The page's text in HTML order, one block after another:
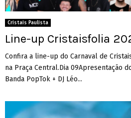
Cristais Paulista
Line-up Cristaisfolia
Confira a line-up do Carnaval de
na Praça Central.Dia 09Apresentação
Banda PopTok + DJ Léo...